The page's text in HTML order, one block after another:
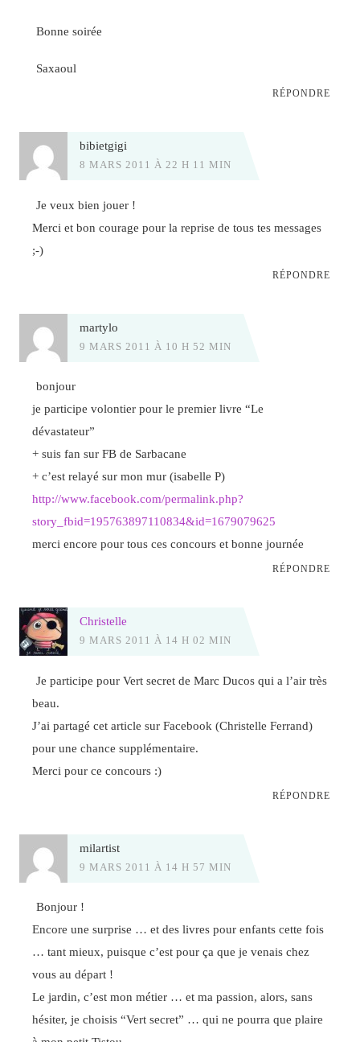
Bonne soirée
Saxaoul
RÉPONDRE
bibietgigi
8 MARS 2011 À 22 H 11 MIN
Je veux bien jouer !
Merci et bon courage pour la reprise de tous tes messages
;-)
RÉPONDRE
martylo
9 MARS 2011 À 10 H 52 MIN
bonjour
je participe volontier pour le premier livre “Le
dévastateur”
+ suis fan sur FB de Sarbacane
+ c’est relayé sur mon mur (isabelle P)
http://www.facebook.com/permalink.php?
story_fbid=195763897110834&id=1679079625
merci encore pour tous ces concours et bonne journée
RÉPONDRE
Christelle
9 MARS 2011 À 14 H 02 MIN
Je participe pour Vert secret de Marc Ducos qui a l’air très
beau.
J’ai partagé cet article sur Facebook (Christelle Ferrand)
pour une chance supplémentaire.
Merci pour ce concours :)
RÉPONDRE
milartist
9 MARS 2011 À 14 H 57 MIN
Bonjour !
Encore une surprise … et des livres pour enfants cette fois
… tant mieux, puisque c’est pour ça que je venais chez
vous au départ !
Le jardin, c’est mon métier … et ma passion, alors, sans
hésiter, je choisis “Vert secret” … qui ne pourra que plaire